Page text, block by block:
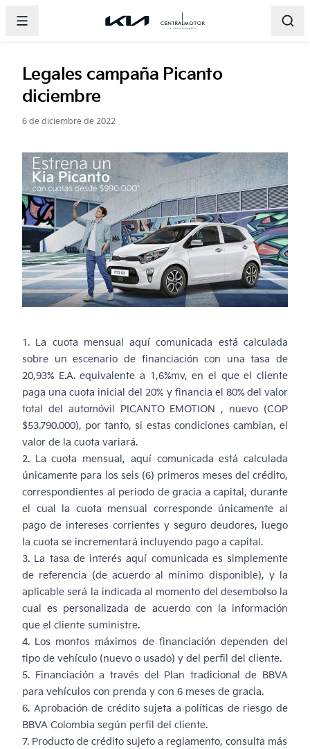
Abrir menu principalPágina principal de Central Motor
Página principal de Central
Legales campaña Picanto
diciembre
6 de diciembre de 2022
1. La cuota mensual aquí comunicada está calculada
sobre un escenario de financiación con una tasa de
20,93% E.A. equivalente a 1,6%mv, en el que el cliente
paga una cuota inicial del 20% y financia el 80% del valor
total del automóvil PICANTO EMOTION , nuevo (COP
$53.790.000), por tanto, si estas condiciones cambian, el
valor de la cuota variará.
2. La cuota mensual, aquí comunicada está calculada
únicamente para los seis (6) primeros meses del crédito,
correspondientes al periodo de gracia a capital, durante
el cual la cuota mensual corresponde únicamente al
pago de intereses corrientes y seguro deudores, luego
la cuota se incrementará incluyendo pago a capital.
3. La tasa de interés aquí comunicada es simplemente
de referencia (de acuerdo al mínimo disponible), y la
aplicable será la indicada al momento del desembolso la
cual es personalizada de acuerdo con la información
que el cliente suministre.
4. Los montos máximos de financiación dependen del
tipo de vehículo (nuevo o usado) y del perfil del cliente.
5. Financiación a través del Plan tradicional de BBVA
para vehículos con prenda y con 6 meses de gracia.
6. Aprobación de crédito sujeta a políticas de riesgo de
BBVA Colombia según perfil del cliente.
7. Producto de crédito sujeto a reglamento, consulta más